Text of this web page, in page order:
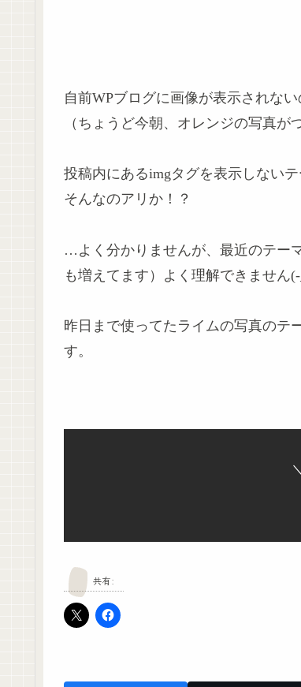
自前WPブログに画像が表示されな
（ちょうど今朝、オレンジの写真が
投稿内にあるimgタグを表示しないテ
そんなのアリか！？
…よく分かりませんが、最近のテー
も増えてます）よく理解できません
昨日まで使ってたライムの写真のテ
す。
共有: